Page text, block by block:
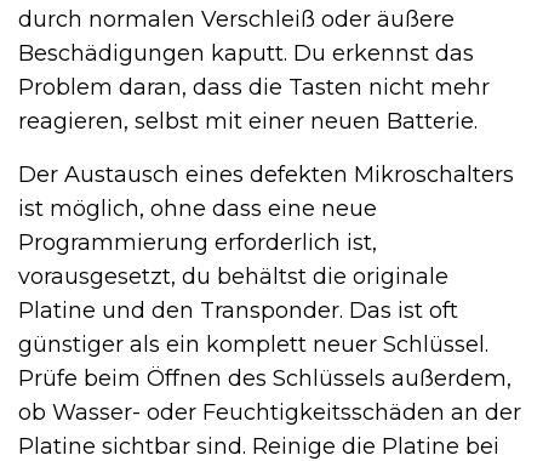
durch normalen Verschleiß oder äußere
Beschädigungen kaputt. Du erkennst das
Problem daran, dass die Tasten nicht mehr
reagieren, selbst mit einer neuen Batterie.
Der Austausch eines defekten Mikroschalters
ist möglich, ohne dass eine neue
Programmierung erforderlich ist,
vorausgesetzt, du behältst die originale
Platine und den Transponder. Das ist oft
günstiger als ein komplett neuer Schlüssel.
Prüfe beim Öffnen des Schlüssels außerdem,
ob Wasser- oder Feuchtigkeitsschäden an der
Platine sichtbar sind. Reinige die Platine bei